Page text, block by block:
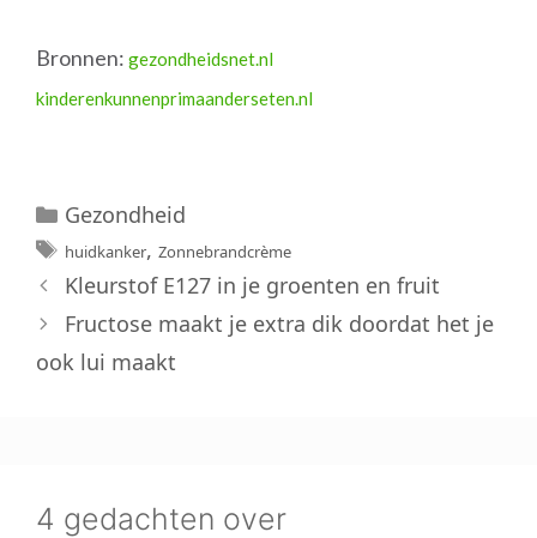
Bronnen: gezondheidsnet.nl
kinderenkunnenprimaanderseten.nl
Categorieën
Gezondheid
Tags
huidkanker, Zonnebrandcrème
Kleurstof E127 in je groenten en fruit
Fructose maakt je extra dik doordat het je
ook lui maakt
4 gedachten over